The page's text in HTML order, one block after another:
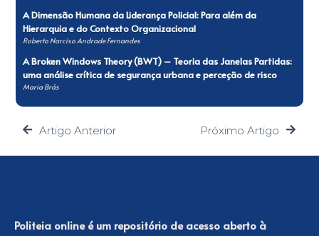
A Dimensão Humana da Liderança Policial: Para além da
Hierarquia e do Contexto Organizacional
Roberto Narciso Andrade Fernandes
A Broken Windows Theory (BWT) – Teoria das Janelas Partidas:
uma análise crítica de segurança urbana e perceção de risco
Maria Brás
Artigo Anterior Próximo Artigo
Politeia online é um repositório de acesso aberto à